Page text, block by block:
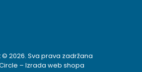
2026. Sva prava zadržana
– Izrada web shopa
ovom sajtu ili
recite mi kako